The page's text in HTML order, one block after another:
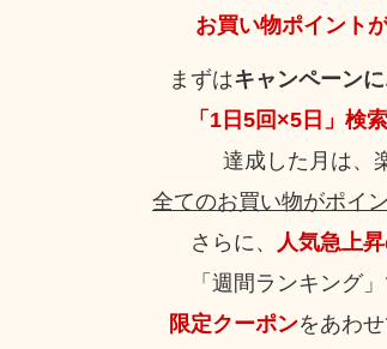
お買い物ポイント
まずはキャンペーン
「1日5回×5日」検索
達成した月は、
全てのお買い物がポイ
さらに、
人気急上
「週間ランキング
限定クーポンをあわ